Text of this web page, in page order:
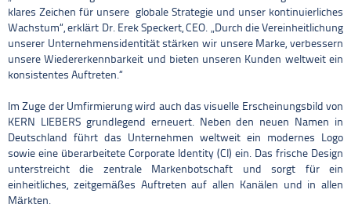
klares Zeichen für unsere globale Strategie und unser kontinuierliches
Wachstum“, erklärt Dr. Erek Speckert, CEO. „Durch die Vereinheitlichung
unserer Unternehmensidentität stärken wir unsere Marke, verbessern
unsere Wiedererkennbarkeit und bieten unseren Kunden weltweit ein
konsistentes Auftreten.“
Im Zuge der Umfirmierung wird auch das visuelle Erscheinungsbild von
KERN LIEBERS grundlegend erneuert. Neben den neuen Namen in
Deutschland führt das Unternehmen weltweit ein modernes Logo
sowie eine überarbeitete Corporate Identity (CI) ein. Das frische Design
unterstreicht die zentrale Markenbotschaft und sorgt für ein
einheitliches, zeitgemäßes Auftreten auf allen Kanälen und in allen
Märkten.